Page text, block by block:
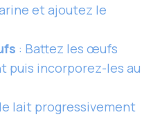
et ajoutez le
: Battez les œufs
puis incorporez-les au
lait progressivement